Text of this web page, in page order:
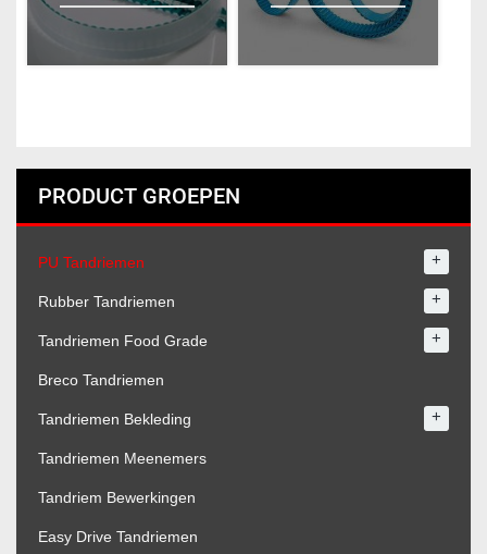
PRODUCT GROEPEN
PU Tandriemen +
Rubber Tandriemen +
Tandriemen Food Grade +
Breco Tandriemen
Tandriemen Bekleding +
Tandriemen Meenemers
Tandriem Bewerkingen
Easy Drive Tandriemen